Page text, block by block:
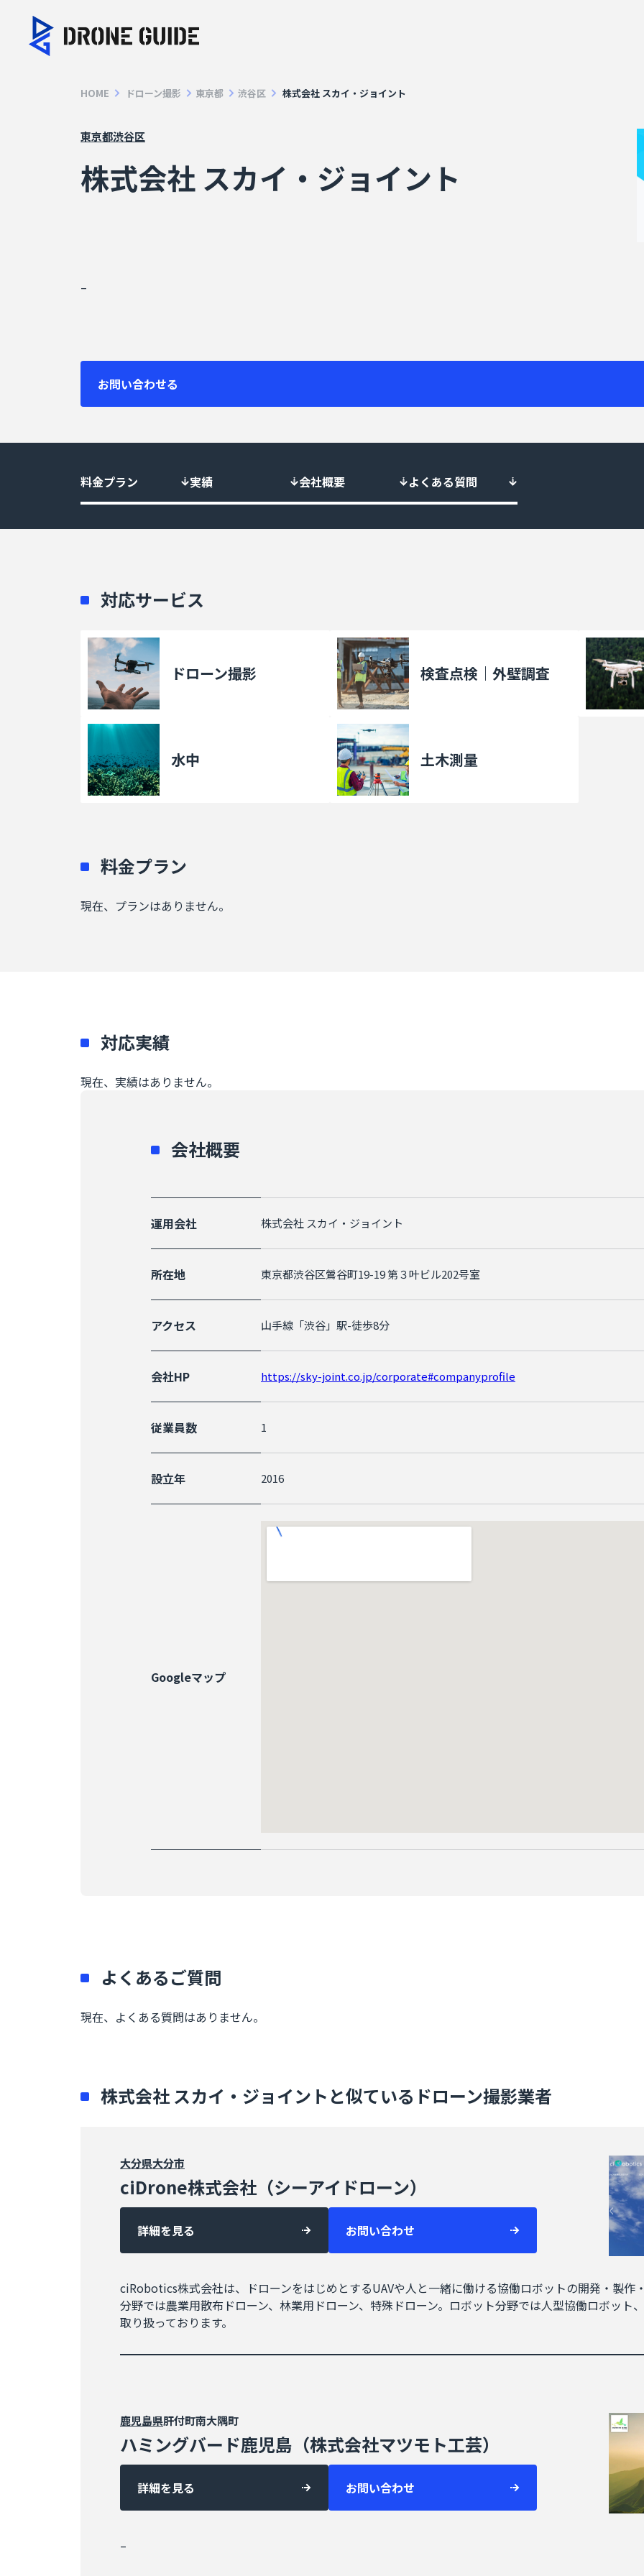
HOME ドローン撮影 東京都 渋谷区 株式会社 スカイ・ジョイント
東京都渋谷区
株式会社 スカイ・ジョイント
–
お問い合わせる
料金プラン 実績 会社概要 よくある質問
対応サービス
ドローン撮影 検査点検｜外壁調査
水中 土木測量
料金プラン
現在、プランはありません。
対応実績
現在、実績はありません。
会社概要
運用会社 株式会社 スカイ・ジョイント
所在地 東京都渋谷区鶯谷町19-19 第３叶ビル202号室
アクセス 山手線「渋谷」駅-徒歩8分
会社HP https://sky-joint.co.jp/corporate#companyprofile
従業員数 1
設立年 2016
Googleマップ
よくあるご質問
現在、よくある質問はありません。
株式会社 スカイ・ジョイントと似ているドローン撮影業者
大分県大分市
ciDrone株式会社（シーアイドローン）
詳細を見る お問い合わせ
ciRobotics株式会社は、ドローンをはじめとするUAVや人と一緒に働ける協働ロボットの開発・製作
分野では農業用散布ドローン、林業用ドローン、特殊ドローン。ロボット分野では人型協働ロボット
取り扱っております。
鹿児島県肝付町南大隅町
ハミングバード鹿児島（株式会社マツモト工芸）
詳細を見る お問い合わせ
–